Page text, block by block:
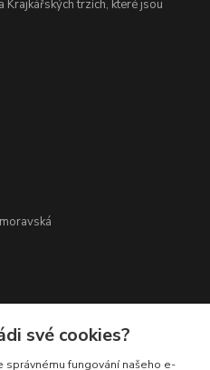
Krajkářských trzích, které jsou
své cookies?
správnému fungování našeho e-